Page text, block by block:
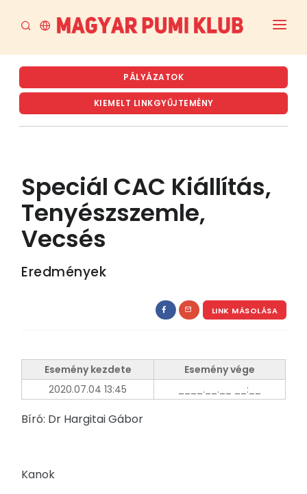
FŐOLDAL
AKTUÁLIS
RENDEZVÉNYTERVEZET ÉS ARCHÍVUM
TENYÉSZTÉS
LETÖLTÉSEK
PÁLYÁZATOK
KIEMELT LINKGYŰJTEMÉNY
Speciál CAC Kiállítás,
Tenyészszemle,
Vecsés
Eredmények
LINK MÁSOLÁSA
Esemény kezdete
Esemény vége
2020.07.04 13:45
____.__.__ __:__
Bíró: Dr Hargitai Gábor
Kanok